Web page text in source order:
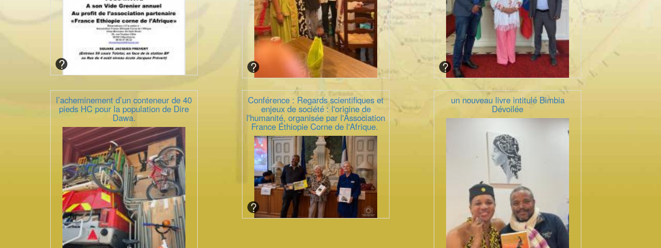
l’acheminement d’un conteneur de 40
pieds HC pour la population de Dire
Dawa.
Conférence : Regards scientifiques et
enjeux de société : l'origine de
l'humanité, organisée par l'Association
France Éthiopie Corne de l'Afrique.
un nouveau livre intitulé Bimbia
Dévoilée